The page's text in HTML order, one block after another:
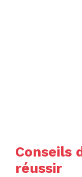
Conseils
réussir